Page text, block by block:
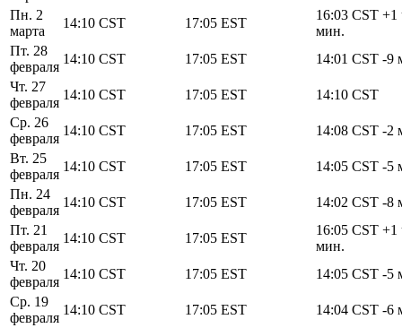
Пн. 2
марта
14:10 CST 17:05 EST
16:03 CST +1
мин.
Пт. 28
февраля
14:10 CST 17:05 EST 14:01 CST -9
Чт. 27
февраля
14:10 CST 17:05 EST 14:10 CST
Ср. 26
февраля
14:10 CST 17:05 EST 14:08 CST -2
Вт. 25
февраля
14:10 CST 17:05 EST 14:05 CST -5
Пн. 24
февраля
14:10 CST 17:05 EST 14:02 CST -8
Пт. 21
февраля
14:10 CST 17:05 EST
16:05 CST +1
мин.
Чт. 20
февраля
14:10 CST 17:05 EST 14:05 CST -5
Ср. 19
февраля
14:10 CST 17:05 EST 14:04 CST -6